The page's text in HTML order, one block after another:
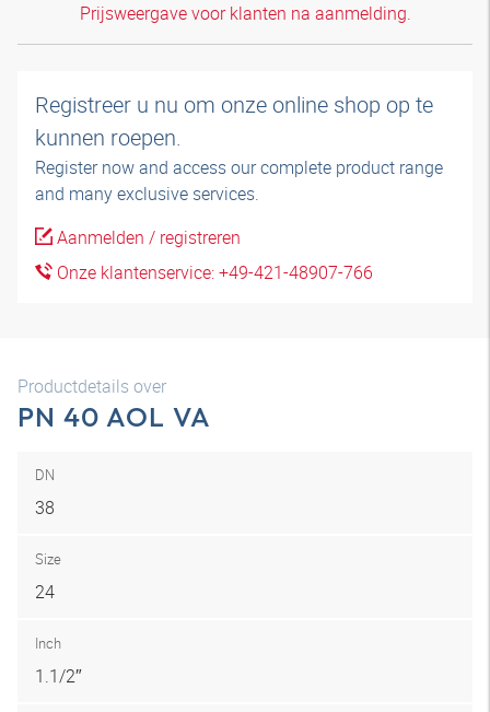
Prijsweergave voor klanten na aanmelding.
Registreer u nu om onze online shop op te
kunnen roepen.
Register now and access our complete product range
and many exclusive services.
Aanmelden / registreren
Onze klantenservice: +49-421-48907-766
Productdetails over
PN 40 AOL VA
DN
38
Size
24
Inch
1.1/2″